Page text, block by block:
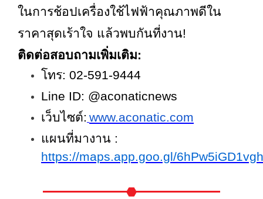
ในการช้อปเครื่องใช้ไฟฟ้าคุณภาพดีใน
ราคาสุดเร้าใจ แล้วพบกันที่งาน!
ติดต่อสอบถามเพิ่มเติม:
โทร: 02-591-9444
Line ID: @aconaticnews
เว็บไซต์: www.aconatic.com
แผนที่มางาน :
https://maps.app.goo.gl/